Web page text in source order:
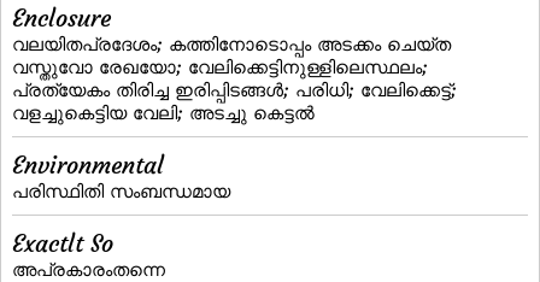
Enclosure
വലയിതപ്രദേശം; കത്തിനോടൊപ്പം അടക്കം ചെയ്ത
വസ്തുവോ രേഖയോ; വേലിക്കെട്ടിനുള്ളിലെസ്ഥലം;
പ്രത്യേകം തിരിച്ച ഇരിപ്പിടങ്ങള്‍; പരിധി; വേലിക്കെട്ട്‌;
വളച്ചുകെട്ടിയ വേലി; അടച്ചു കെട്ടല്‍
Environmental
പരിസ്ഥിതി സംബന്ധമായ
Exactlt So
അപ്രകാരംതന്നെ